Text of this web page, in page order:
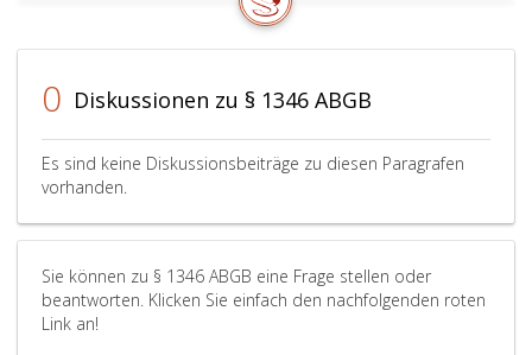
0 Diskussionen zu § 1346 ABGB
Es sind keine Diskussionsbeiträge zu diesen Paragrafen
vorhanden.
Sie können zu § 1346 ABGB eine Frage stellen oder
beantworten. Klicken Sie einfach den nachfolgenden roten
Link an!